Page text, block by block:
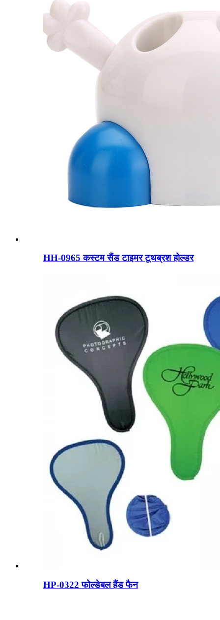
HH-0965 कस्टम सैंड टाइमर टूथब्रश होल्डर
HP-0322 फोल्डेबल हैंड फैन